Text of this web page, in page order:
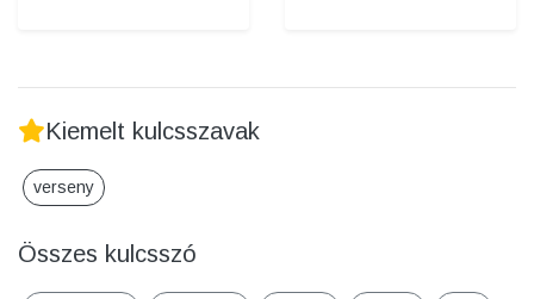
Kiemelt kulcsszavak
verseny
Összes kulcsszó